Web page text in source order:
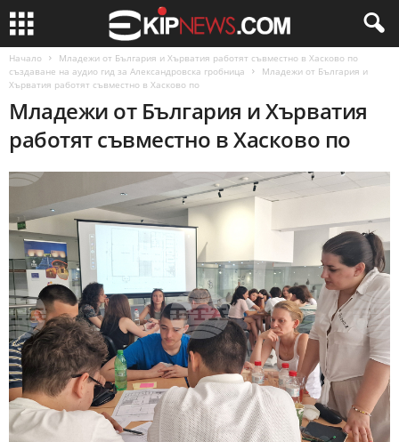
Начало
Младежи от България и Хърватия работят съвместно в Хасково по
създаване на аудио гид за Александровска гробница
Младежи от България и
Хърватия работят съвместно в Хасково по
Младежи от България и Хърватия
работят съвместно в Хасково по